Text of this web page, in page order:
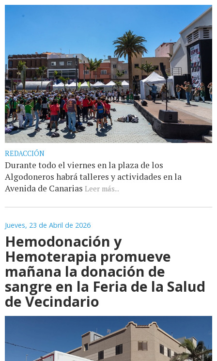
REDACCIÓN
Durante todo el viernes en la plaza de los
Algodoneros habrá talleres y actividades en la
Avenida de Canarias Leer más...
Jueves, 23 de Abril de 2026
Hemodonación y
Hemoterapia promueve
mañana la donación de
sangre en la Feria de la Salud
de Vecindario